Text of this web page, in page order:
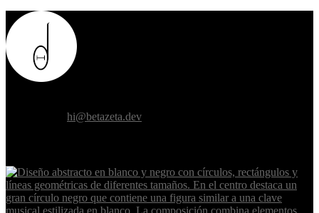
hi@betazeta.dev